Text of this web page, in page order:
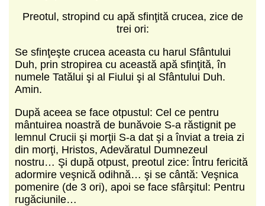
Preotul, stropind cu apă sfinţită crucea, zice de
trei ori:
Se sfinţeşte crucea aceasta cu harul Sfântului
Duh, prin stropirea cu această apă sfinţită, în
numele Tatălui şi al Fiului şi al Sfântului Duh.
Amin.
După aceea se face otpustul: Cel ce pentru
mântuirea noastră de bunăvoie S‑a răstignit pe
lemnul Crucii şi morţii S‑a dat şi a înviat a treia zi
din morţi, Hristos, Adevăratul Dumnezeul
nostru… Şi după otpust, preotul zice: Întru fericită
adormire veşnică odihnă… şi se cântă: Veşnica
pomenire (de 3 ori), apoi se face sfârşitul: Pentru
rugăciunile…